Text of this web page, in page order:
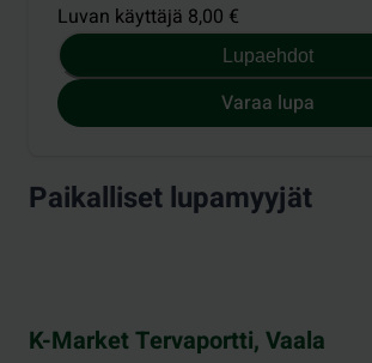
Luvan käyttäjä 8,00 €
Lupaehdot
Varaa lupa
Paikalliset lupamyyjät
K-Market Tervaportti, Vaala